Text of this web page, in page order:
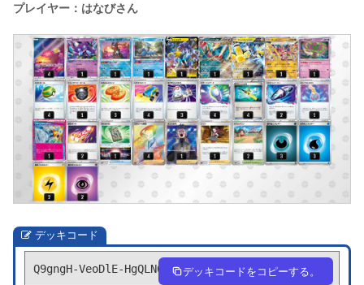
プレイヤー：はなびさん
デッキコード
Q9gngH-VeoDlE-HgQLN6 デッキコードをコピーする。